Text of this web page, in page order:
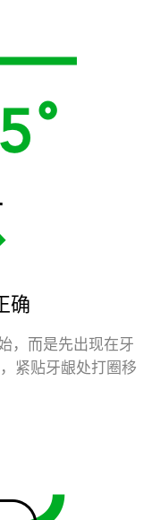
确
，而是先出现在牙
紧贴牙龈处打圈移